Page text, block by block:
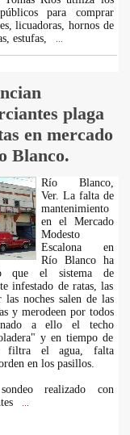
para comprar
licuadoras, hornos de
estufas,
plaga
en mercado
Blanco.
Río Blanco,
Ver. La falta de
mantenimiento
en el Mercado
Modesto
Escalona en
Río Blanco ha
que el sistema de
infestado de ratas, las
las noches salen de las
y merodeen por todos
a ello el techo
y en tiempo de
filtra el agua, falta
en los pasillos.
realizado con